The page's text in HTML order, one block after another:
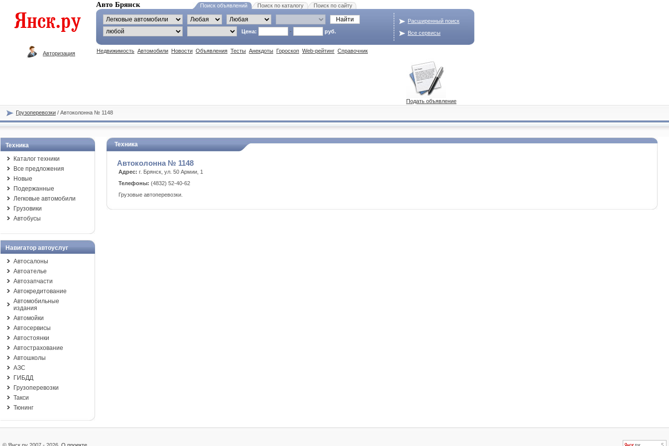
Авто Брянск Поиск объявлений Поиск по каталогу Поиск по сайту
Цена: - руб.
Расширенный поиск
Все сервисы
Авторизация Недвижимость Автомобили Новости Объявления Тесты Анекдоты Гороскоп Web-рейтинг Справочник
Подать объявление
Грузоперевозки / Автоколонна № 1148
Техника
Каталог техники
Все предложения
Новые
Подержанные
Легковые автомобили
Грузовики
Автобусы
Навигатор автоуслуг
Автосалоны
Автоателье
Автозапчасти
Автокредитование
Автомобильные
издания
Автомойки
Автосервисы
Автостоянки
Автострахование
Автошколы
АЗС
ГИБДД
Грузоперевозки
Такси
Тюнинг
Техника
Автоколонна № 1148
Адрес: г. Брянск, ул. 50 Армии, 1
Телефоны: (4832) 52-40-62
Грузовые автоперевозки.